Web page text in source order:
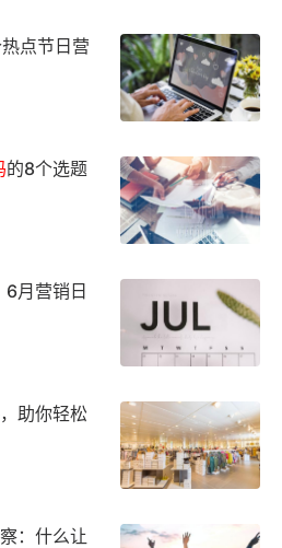
设计服务商
点节日营
的8个选题
月营销日
助你轻松
：什么让